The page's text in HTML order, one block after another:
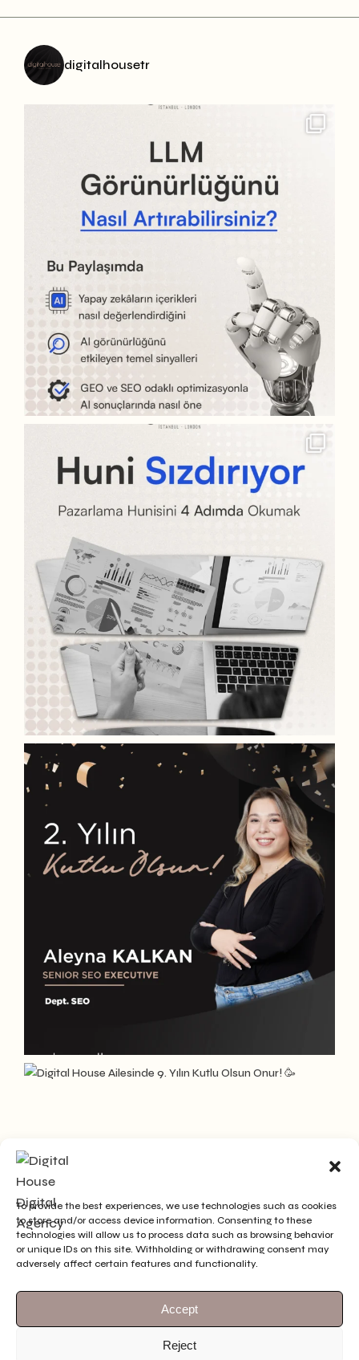
To provide the best experiences, we use technologies such as cookies
to store and/or access device information. Consenting to these
technologies will allow us to process data such as browsing behavior
or unique IDs on this site. Withholding or withdrawing consent may
adversely affect certain features and functionality.
Accept
Reject
digitalhousetr